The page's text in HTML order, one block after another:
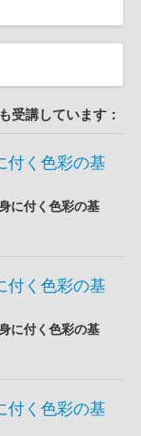
受講しています：
に付く色彩の基
に付く色彩の基